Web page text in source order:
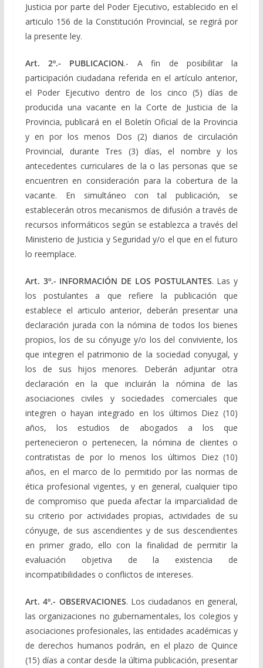
Justicia por parte del Poder Ejecutivo, establecido en el
articulo 156 de la Constitución Provincial, se regirá por
la presente ley.
Art. 2º.- PUBLICACION.- A fin de posibilitar la
participación ciudadana referida en el artículo anterior,
el Poder Ejecutivo dentro de los cinco (5) días de
producida una vacante en la Corte de Justicia de la
Provincia, publicará en el Boletín Oficial de la Provincia
y en por los menos Dos (2) diarios de circulación
Provincial, durante Tres (3) días, el nombre y los
antecedentes curriculares de la o las personas que se
encuentren en consideración para la cobertura de la
vacante. En simultáneo con tal publicación, se
establecerán otros mecanismos de difusión a través de
recursos informáticos según se establezca a través del
Ministerio de Justicia y Seguridad y/o el que en el futuro
lo reemplace.
Art. 3º.- INFORMACIÓN DE LOS POSTULANTES. Las y
los postulantes a que refiere la publicación que
establece el articulo anterior, deberán presentar una
declaración jurada con la nómina de todos los bienes
propios, los de su cónyuge y/o los del conviviente, los
que integren el patrimonio de la sociedad conyugal, y
los de sus hijos menores. Deberán adjuntar otra
declaración en la que incluirán la nómina de las
asociaciones civiles y sociedades comerciales que
integren o hayan integrado en los últimos Diez (10)
años, los estudios de abogados a los que
pertenecieron o pertenecen, la nómina de clientes o
contratistas de por lo menos los últimos Diez (10)
años, en el marco de lo permitido por las normas de
ética profesional vigentes, y en general, cualquier tipo
de compromiso que pueda afectar la imparcialidad de
su criterio por actividades propias, actividades de su
cónyuge, de sus ascendientes y de sus descendientes
en primer grado, ello con la finalidad de permitir la
evaluación objetiva de la existencia de
incompatibilidades o conflictos de intereses.
Art. 4º.- OBSERVACIONES. Los ciudadanos en general,
las organizaciones no gubernamentales, los colegios y
asociaciones profesionales, las entidades académicas y
de derechos humanos podrán, en el plazo de Quince
(15) días a contar desde la última publicación, presentar